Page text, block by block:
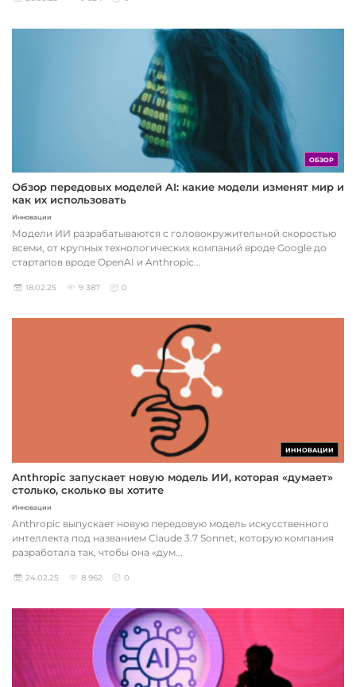
ОБЗОР
Обзор передовых моделей AI: какие модели изменят мир и
как их использовать
Инновации
Модели ИИ разрабатываются с головокружительной скоростью
всеми, от крупных технологических компаний вроде Google до
стартапов вроде OpenAI и Anthropic...
18.02.25 9 387 0
ИННОВАЦИИ
Anthropic запускает новую модель ИИ, которая «думает»
столько, сколько вы хотите
Инновации
Anthropic выпускает новую передовую модель искусственного
интеллекта под названием Claude 3.7 Sonnet, которую компания
разработала так, чтобы она «дум...
24.02.25 8 962 0